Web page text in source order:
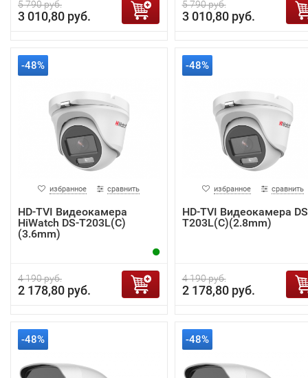
5 790 руб.
3 010,80 руб.
5 790 руб.
3 010,80 руб.
-48%
избранное сравнить
HD-TVI Видеокамера
HiWatch DS-T203L(C)
(3.6mm)
4 190 руб.
2 178,80 руб.
-48%
избранное сравнить
HD-TVI Видеокамера
T203L(C)(2.8mm)
4 190 руб.
2 178,80 руб.
-48% -48%